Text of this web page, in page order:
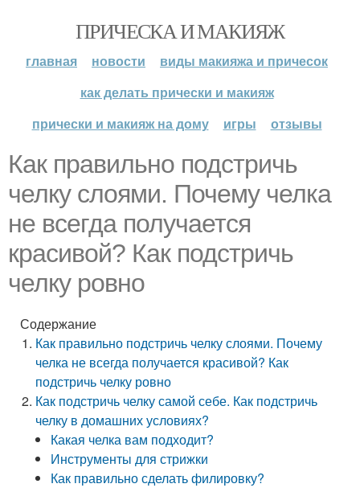
ПРИЧЕСКА И МАКИЯЖ
главная новости
виды макияжа и причесок
как делать прически и макияж
прически и макияж на дому
игры отзывы
Как правильно подстричь
челку слоями. Почему челка
не всегда получается
красивой? Как подстричь
челку ровно
Содержание
Как правильно подстричь челку слоями. Почему
челка не всегда получается красивой? Как
подстричь челку ровно
Как подстричь челку самой себе. Как подстричь
челку в домашних условиях?
Какая челка вам подходит?
Инструменты для стрижки
Как правильно сделать филировку?